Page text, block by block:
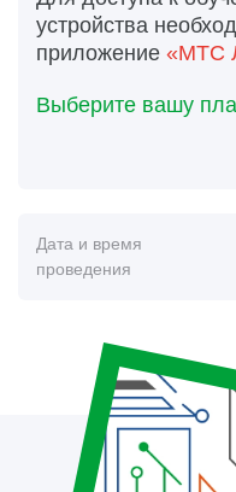
устройства
приложение «МТС
Выберите вашу
Дата и время
проведения